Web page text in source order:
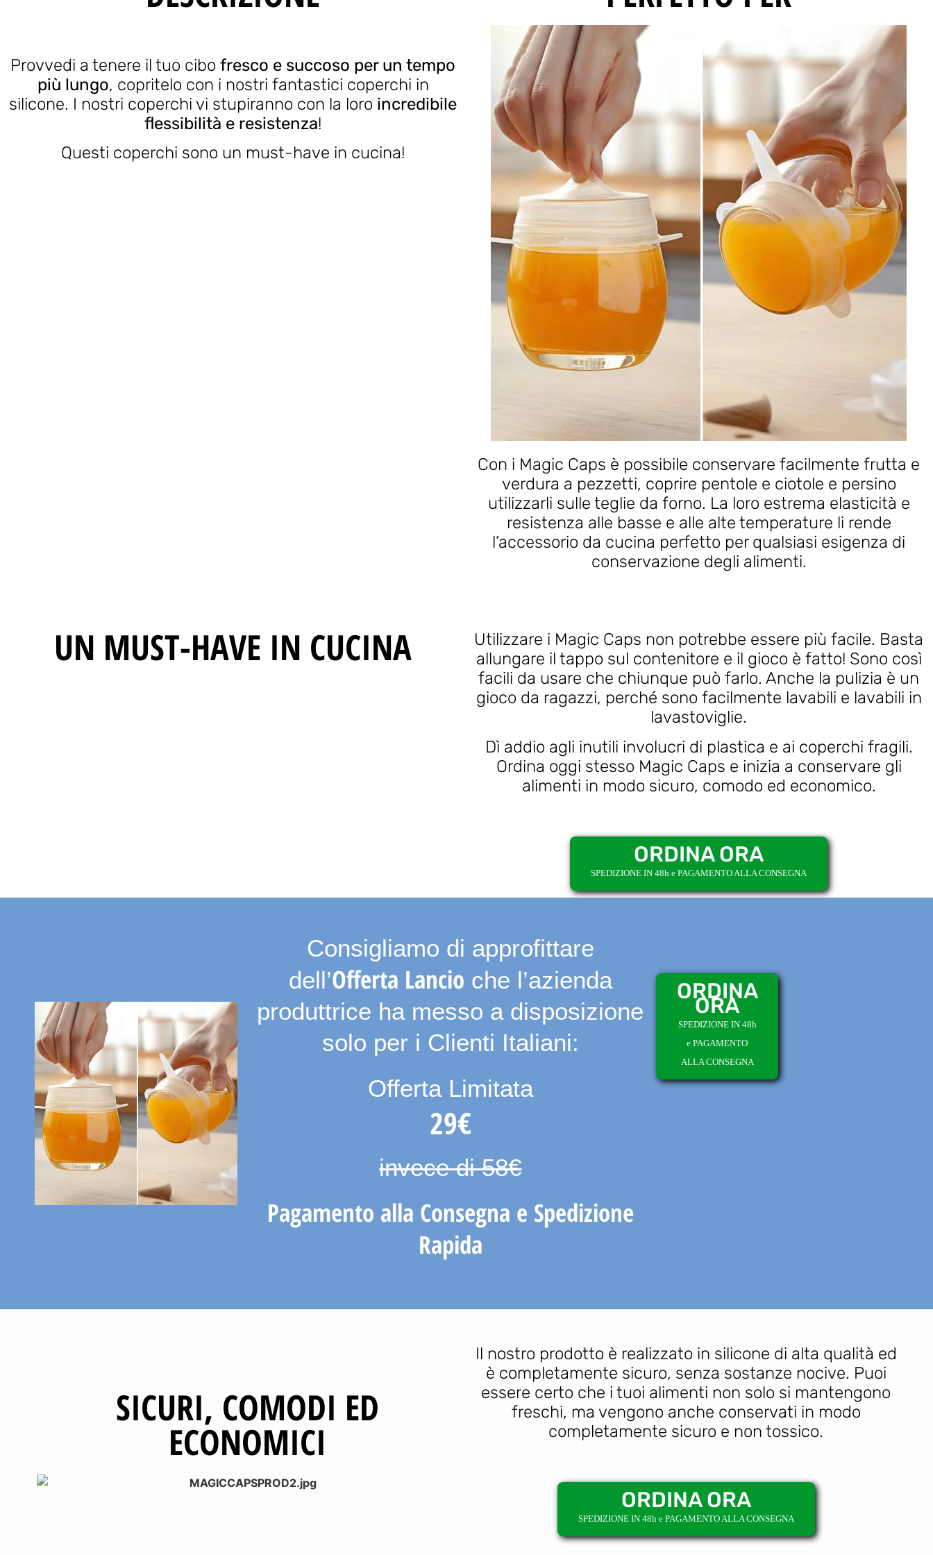
Provvedi a tenere il tuo cibo fresco e succoso per un tempo
più lungo, copritelo con i nostri fantastici coperchi in
silicone. I nostri coperchi vi stupiranno con la loro incredibile
flessibilità e resistenza!
Questi coperchi sono un must-have in cucina!
Con i Magic Caps è possibile conservare facilmente frutta e
verdura a pezzetti, coprire pentole e ciotole e persino
utilizzarli sulle teglie da forno. La loro estrema elasticità e
resistenza alle basse e alle alte temperature li rende
l’accessorio da cucina perfetto per qualsiasi esigenza di
conservazione degli alimenti.
UN MUST-HAVE IN CUCINA
Utilizzare i Magic Caps non potrebbe essere più facile. Basta
allungare il tappo sul contenitore e il gioco è fatto! Sono così
facili da usare che chiunque può farlo. Anche la pulizia è un
gioco da ragazzi, perché sono facilmente lavabili e lavabili in
lavastoviglie.
Dì addio agli inutili involucri di plastica e ai coperchi fragili.
Ordina oggi stesso Magic Caps e inizia a conservare gli
alimenti in modo sicuro, comodo ed economico.
ORDINA ORA
SPEDIZIONE IN 48h e PAGAMENTO ALLA CONSEGNA
Consigliamo di approfittare
dell’Offerta Lancio che l’azienda
produttrice ha messo a disposizione
solo per i Clienti Italiani:
Offerta Limitata
29€
invece di 58€
Pagamento alla Consegna e Spedizione
Rapida
ORDINA
ORA
SPEDIZIONE IN 48h
e PAGAMENTO
ALLA CONSEGNA
SICURI, COMODI ED
ECONOMICI
Il nostro prodotto è realizzato in silicone di alta qualità ed
è completamente sicuro, senza sostanze nocive. Puoi
essere certo che i tuoi alimenti non solo si mantengono
freschi, ma vengono anche conservati in modo
completamente sicuro e non tossico.
ORDINA ORA
SPEDIZIONE IN 48h e PAGAMENTO ALLA CONSEGNA